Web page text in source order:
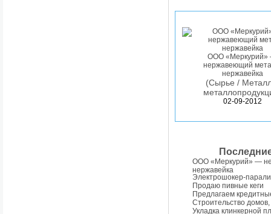
ООО
нержавеющий
нержавейка
(Сырье /
02-09-2012
ООО «Меркурий» —
нержавейка
Электрошокер-
Продаю пивные кеги
Предлагаем
Строительство
Укладка клинкерной